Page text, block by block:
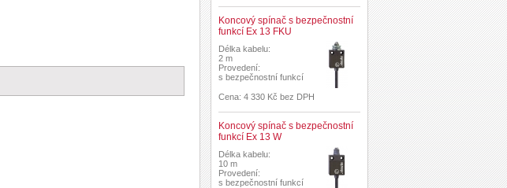
Koncový spínač s bezpečnostní
funkcí Ex 13 FKU
Délka kabelu:
2 m
Provedení:
s bezpečnostní funkcí
Cena: 4 330 Kč bez DPH
Koncový spínač s bezpečnostní
funkcí Ex 13 W
Délka kabelu:
10 m
Provedení:
s bezpečnostní funkcí